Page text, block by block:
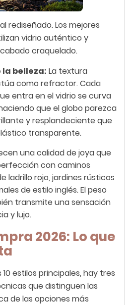
rediseñado. Los mejores
vidrio auténtico y
craquelado.
la belleza: La textura
como refractor. Cada
entra en el vidrio se curva
que el globo parezca
y resplandeciente que
transparente.
una calidad de joya que
con caminos
ladrillo rojo, jardines rústicos
de estilo inglés. El peso
transmite una sensación
y lujo.
2026: Lo que
estilos principales, hay tres
que distinguen las
de las opciones más